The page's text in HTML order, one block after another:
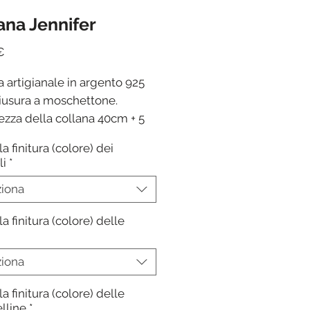
Jennifer
Prezzo
artigianale in argento 925
a moschettone.
della collana 40cm + 5
è personalizzabile:
montare ciondoli
da quelli in foto;
modifiche inviare
attraverso i nostri canali
in 24-48 ore dalla
finitura (colore) dei
*
finitura (colore) delle
finitura (colore) delle